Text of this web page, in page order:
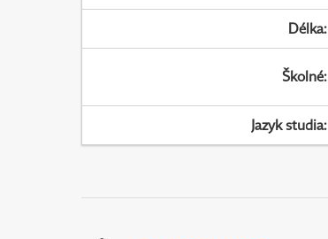
Délka:
Školné:
Jazyk studia: